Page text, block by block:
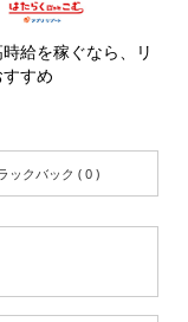
給を稼ぐなら、リ
すめ
ックバック ( 0 )